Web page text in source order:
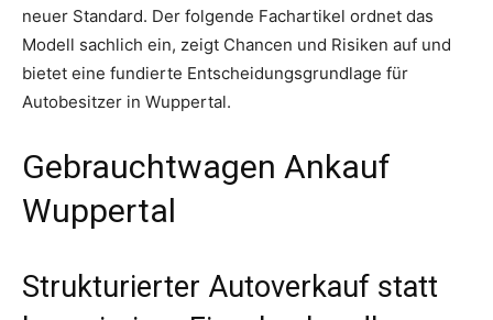
neuer Standard. Der folgende Fachartikel ordnet das
Modell sachlich ein, zeigt Chancen und Risiken auf und
bietet eine fundierte Entscheidungsgrundlage für
Autobesitzer in Wuppertal.
Gebrauchtwagen Ankauf
Wuppertal
Strukturierter Autoverkauf statt